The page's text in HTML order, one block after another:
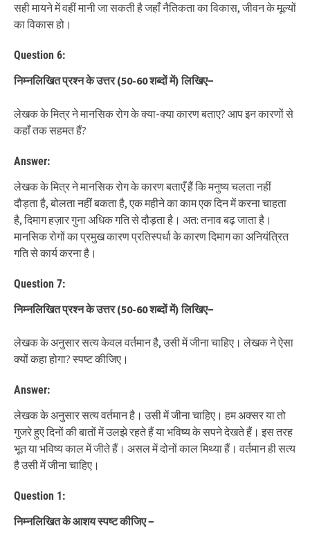
सही मायने में वहीं मानी जा सकती है जहाँ नैतिकता का विकास, जीवन के मूल्यों
का विकास हो।
Question 6:
निम्नलिखित प्रश्न के उत्तर(50-60शब्दों में)लिखिए−
लेखक के मित्र ने मानसिक रोग के क्या-क्या कारण बताए? आप इन कारणों से
कहाँ तक सहमत हैं?
Answer:
लेखक के मित्र ने मानसिक रोग के कारण बताएँ हैं कि मनुष्य चलता नहीं
दौड़ता है, बोलता नहीं बकता है, एक महीने का काम एक दिन में करना चाहता
है, दिमाग हज़ार गुना अधिक गति से दौड़ता है। अत: तनाव बढ़ जाता है।
मानसिक रोगों का प्रमुख कारण प्रतिस्पर्धा के कारण दिमाग का अनियंत्रित
गति से कार्य करना है।
Question 7:
निम्नलिखित प्रश्न के उत्तर(50-60शब्दों में)लिखिए−
लेखक के अनुसार सत्य केवल वर्तमान है, उसी में जीना चाहिए। लेखक ने ऐसा
क्यों कहा होगा? स्पष्ट कीजिए।
Answer:
लेखक के अनुसार सत्य वर्तमान है। उसी में जीना चाहिए। हम अक्सर या तो
गुजरे हुए दिनों की बातों में उलझे रहते हैं या भविष्य के सपने देखते हैं। इस तरह
भूत या भविष्य काल में जीते हैं। असल में दोनों काल मिथ्या हैं। वर्तमान ही सत्य
है उसी में जीना चाहिए।
Question 1:
निम्नलिखित के आशय स्पष्ट कीजिए−